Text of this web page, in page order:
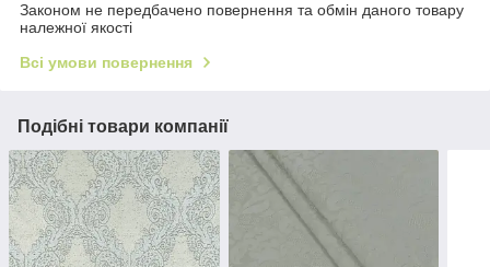
Законом не передбачено повернення та обмін даного товару
належної якості
Всі умови повернення
Подібні товари компанії